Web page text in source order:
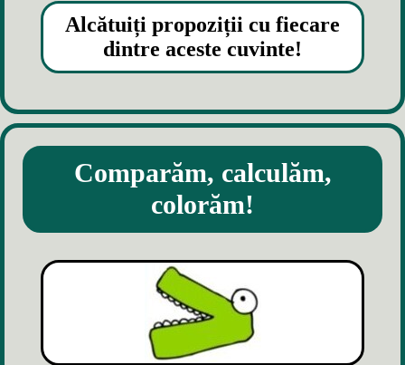
Alcătuiți propoziții cu fiecare
dintre aceste cuvinte!
Comparăm, calculăm,
colorăm!